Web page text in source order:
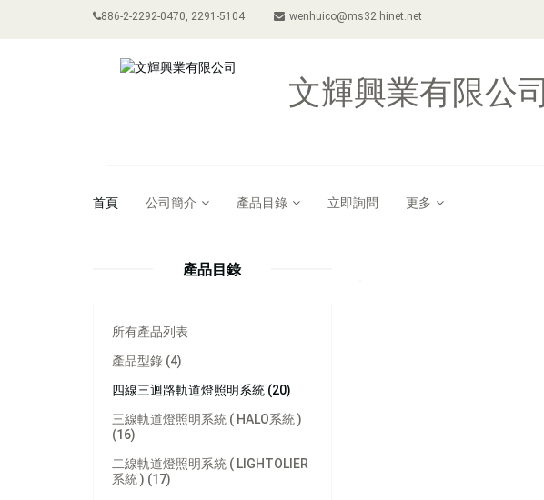
886-2-2292-0470, 2291-5104 wenhuico@ms32.hinet.net
文輝興業有限公司
首頁 公司簡介 產品目錄 立即詢問 更多
產品目錄
所有產品列表
產品型錄 (4)
四線三迴路軌道燈照明系統 (20)
三線軌道燈照明系統 ( HALO系統 )
(16)
二線軌道燈照明系統 ( LIGHTOLIER
系統 ) (17)